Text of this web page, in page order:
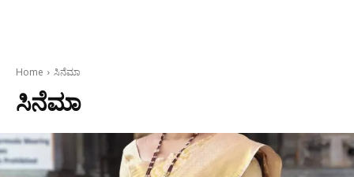
Home ಸಿನೆಮಾ
ಸಿನೆಮಾ